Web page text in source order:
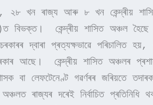
২৮ খন ৰাজ্য আৰু ৮ খন কেন্দ্ৰীয়
বিভক্ত।  কেন্দ্ৰীয় শাসিত অঞ্চল
দ্বাৰা প্ৰত্যক্ষভাৱে পৰিচালিত
আছে।  কেন্দ্ৰীয় শাসিত অঞ্চলৰ
বা লেফটেনেণ্ট গৱৰ্ণৰৰ জৰিয়তে
ৰাজ্যৰ দৰেই নিৰ্বাচিত প্ৰতিনিধি